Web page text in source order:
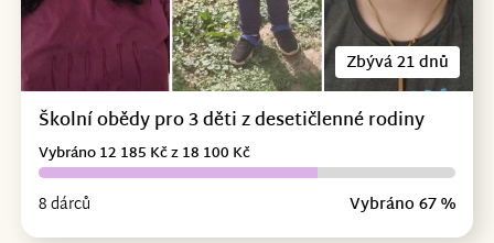
Zbývá 21 dnů
Školní obědy pro 3 děti z desetičlenné rodiny
8 dárců Vybráno 67 %
Vybráno 12 185 Kč z 18 100 Kč